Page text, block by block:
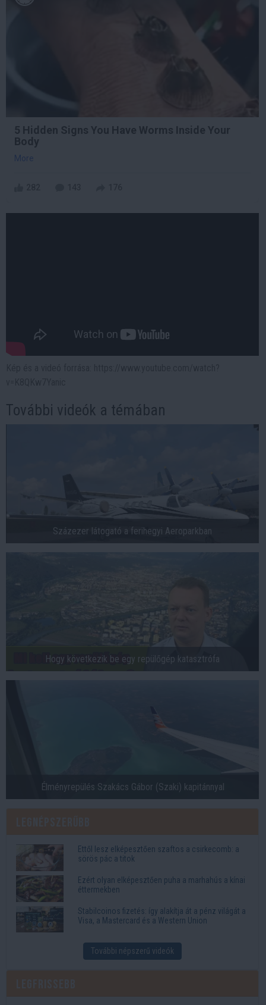
5 Hidden Signs You Have Worms Inside Your
Body
More
További videók a témában
Százezer látogató a ferihegyi Aeroparkban
Hogy következik be egy repülőgép katasztrófa
Élményrepülés Szakács Gábor (Szaki) kapitánnyal
Ettől lesz elképesztően szaftos a csirkecomb: a
sörös pác a titok
Ezért olyan elképesztően puha a marhahús a kínai
éttermekben
Stabilcoinos fizetés: így alakítja át a pénz világát a
Visa, a Mastercard és a Western Union
További népszerű videók